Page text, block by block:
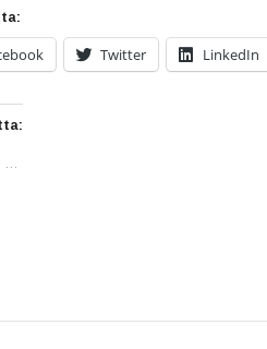
Twitter LinkedIn
…